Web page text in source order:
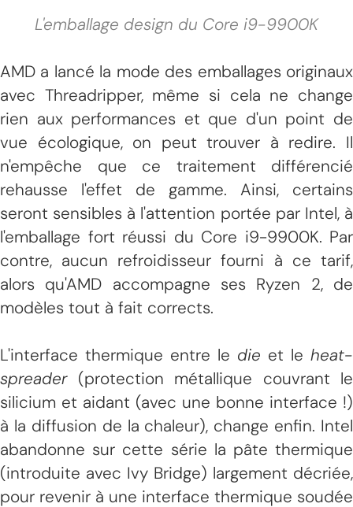
L'emballage design du Core i9-9900K
AMD a lancé la mode des emballages originaux
avec Threadripper, même si cela ne change
rien aux performances et que d'un point de
vue écologique, on peut trouver à redire. Il
n'empêche que ce traitement différencié
rehausse l'effet de gamme. Ainsi, certains
seront sensibles à l'attention portée par Intel, à
l'emballage fort réussi du Core i9-9900K. Par
contre, aucun refroidisseur fourni à ce tarif,
alors qu'AMD accompagne ses Ryzen 2, de
modèles tout à fait corrects.
L'interface thermique entre le die et le heat-
spreader(protection métallique couvrant le
silicium et aidant (avec une bonne interface !)
à la diffusion de la chaleur), change enfin. Intel
abandonne sur cette série la pâte thermique
(introduite avec Ivy Bridge) largement décriée,
pour revenir à une interface thermique soudée